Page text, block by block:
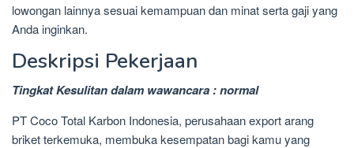
lowongan lainnya sesuai kemampuan dan minat serta gaji yang
Anda inginkan.
Deskripsi Pekerjaan
Tingkat Kesulitan dalam wawancara : normal
PT Coco Total Karbon Indonesia, perusahaan export arang
briket terkemuka, membuka kesempatan bagi kamu yang